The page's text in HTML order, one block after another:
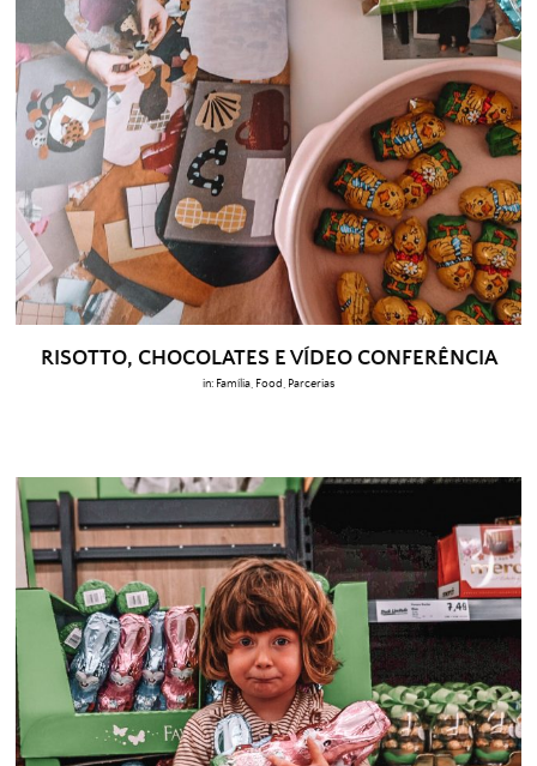
RISOTTO, CHOCOLATES E VÍDEO CONFERÊNCIA
in: Família Food Parcerias